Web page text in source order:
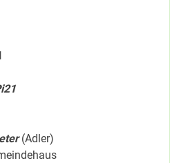
(Adler)